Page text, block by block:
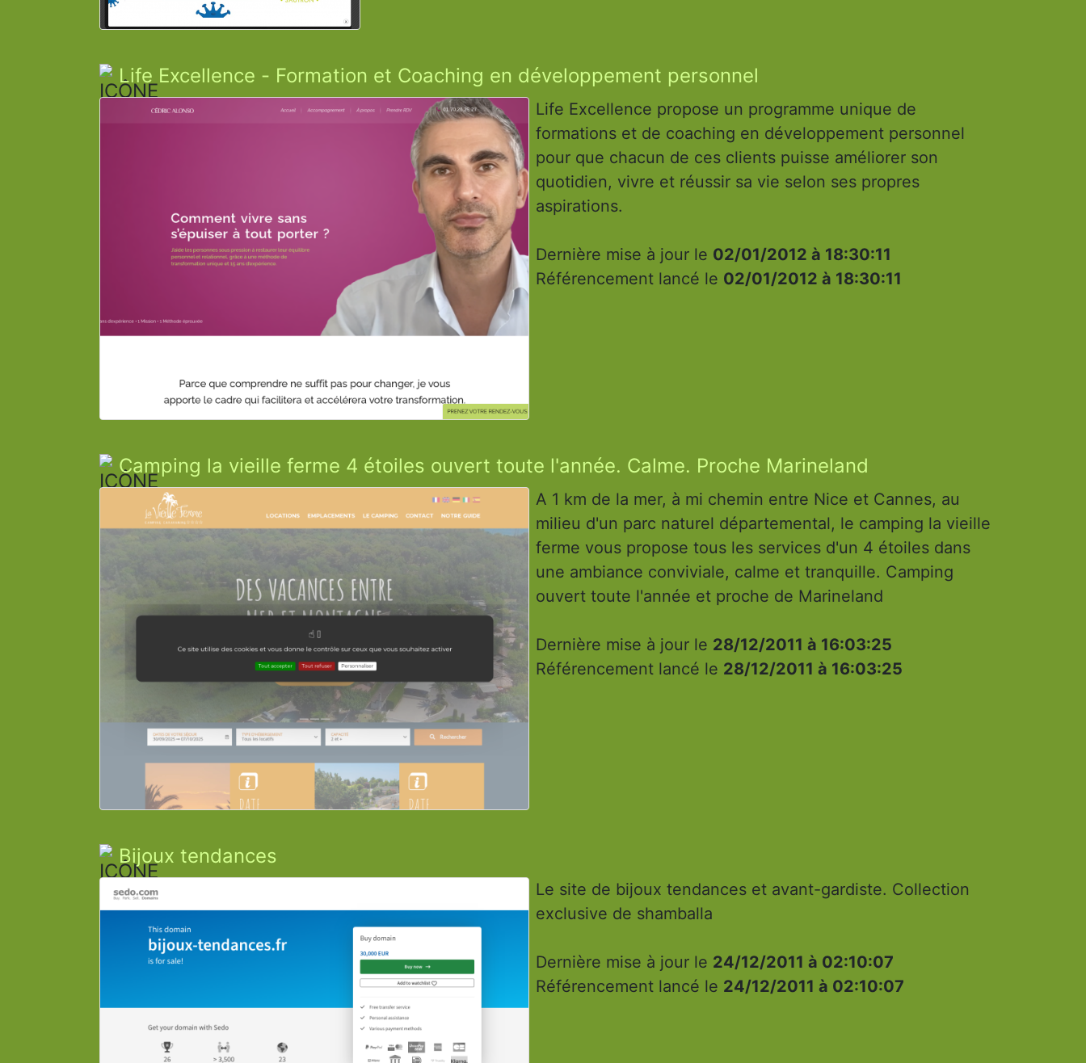
Life Excellence - Formation et Coaching en développement personnel
Life Excellence propose un programme unique de
formations et de coaching en développement personnel
pour que chacun de ces clients puisse améliorer son
quotidien, vivre et réussir sa vie selon ses propres
aspirations.
Dernière mise à jour le 02/01/2012 à 18:30:11
Référencement lancé le 02/01/2012 à 18:30:11
Camping la vieille ferme 4 étoiles ouvert toute l'année. Calme. Proche Marineland
A 1 km de la mer, à mi chemin entre Nice et Cannes, au
milieu d'un parc naturel départemental, le camping la vieille
ferme vous propose tous les services d'un 4 étoiles dans
une ambiance conviviale, calme et tranquille. Camping
ouvert toute l'année et proche de Marineland
Dernière mise à jour le 28/12/2011 à 16:03:25
Référencement lancé le 28/12/2011 à 16:03:25
Bijoux tendances
Le site de bijoux tendances et avant-gardiste. Collection
exclusive de shamballa
Dernière mise à jour le 24/12/2011 à 02:10:07
Référencement lancé le 24/12/2011 à 02:10:07